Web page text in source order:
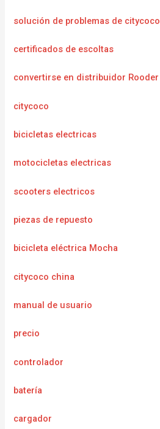
solución de problemas de citycoco
certificados de escoltas
convertirse en distribuidor Rooder
citycoco
bicicletas electricas
motocicletas electricas
scooters electricos
piezas de repuesto
bicicleta eléctrica Mocha
citycoco china
manual de usuario
precio
controlador
batería
cargador